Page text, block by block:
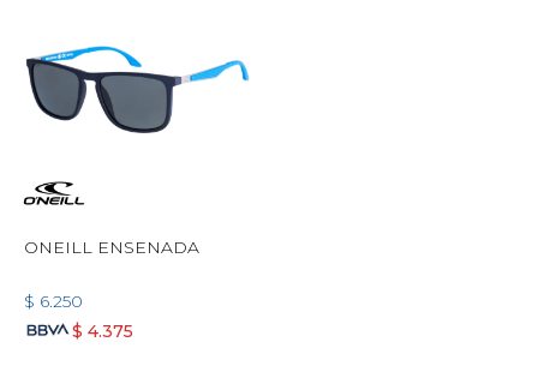
ONEILL ENSENADA
$ 6.250
$ 4.375